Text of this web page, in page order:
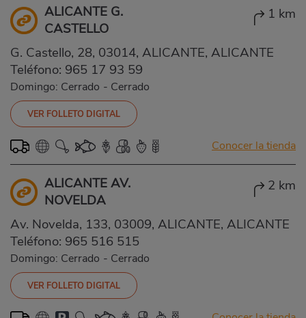
ALICANTE G.
CASTELLO
1 km
G. Castello, 28, 03014, ALICANTE, ALICANTE
Teléfono: 965 17 93 59
Domingo: Cerrado - Cerrado
VER FOLLETO DIGITAL
Conocer la tienda
ALICANTE AV.
NOVELDA
2 km
Av. Novelda, 133, 03009, ALICANTE, ALICANTE
Teléfono: 965 516 515
Domingo: Cerrado - Cerrado
VER FOLLETO DIGITAL